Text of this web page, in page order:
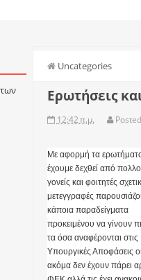
Uncategories
Ερωτήσεις
12:42 π.μ.
Με αφορμή τα
έχουμε δεχθεί από
γονείς και φοιτητές
μετεγγραφές
κάποια παραδείγματα
προκειμένου να γίνουν
τα όσα αναφέρονται στις
Υπουργικές Αποφάσεις
ακόμα δεν έχουν πάρει